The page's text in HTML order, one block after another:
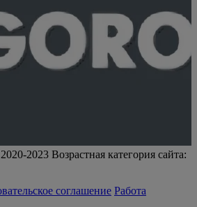
2023 Возрастная категория сайта:
соглашение Работа